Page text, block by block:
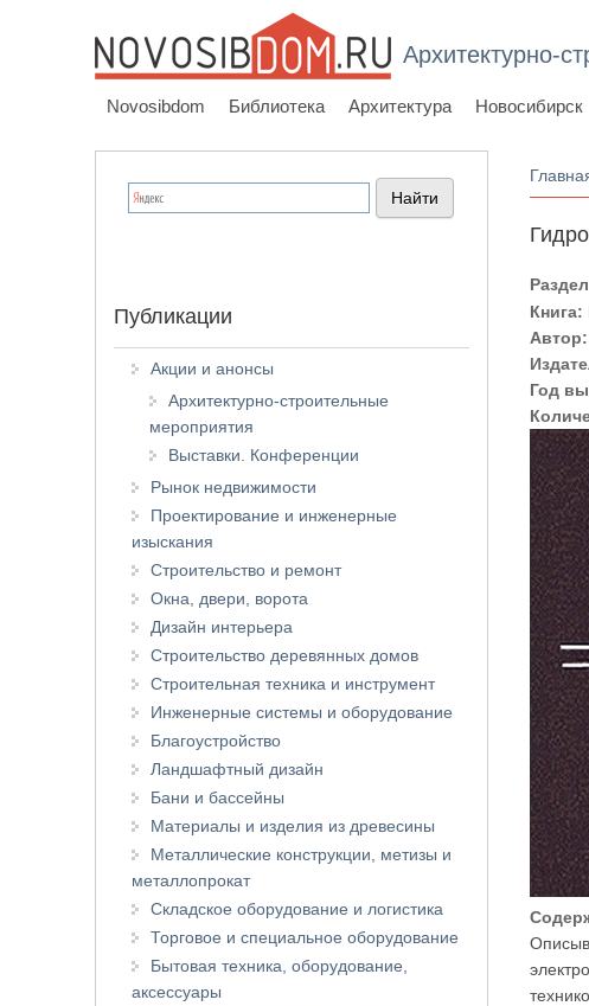
Архитектурно-
Novosibdom Библиотека Архитектура Новосибирск
Вы
Книга:
Автор:
Год
Публикации
Акции и анонсы
Архитектурно-строительные
мероприятия
Выставки. Конференции
Рынок недвижимости
Проектирование и инженерные
изыскания
Строительство и ремонт
Окна, двери, ворота
Дизайн интерьера
Строительство деревянных домов
Строительная техника и инструмент
Инженерные системы и оборудование
Благоустройство
Ландшафтный дизайн
Бани и бассейны
Материалы и изделия из древесины
Металлические конструкции, метизы и
металлопрокат
Складское оборудование и логистика
Торговое и специальное оборудование
Бытовая техника, оборудование,
аксессуары